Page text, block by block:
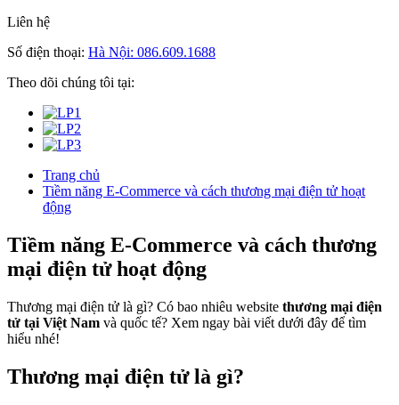
Liên hệ
Số điện thoại: Hà Nội: 086.609.1688
Theo dõi chúng tôi tại:
Trang chủ
Tiềm năng E-Commerce và cách thương mại điện tử hoạt
động
Tiềm năng E-Commerce và cách thương
mại điện tử hoạt động
Thương mại điện tử là gì? Có bao nhiêu website thương mại điện
tử tại Việt Nam và quốc tế? Xem ngay bài viết dưới đây để tìm
hiểu nhé!
Thương mại điện tử là gì?